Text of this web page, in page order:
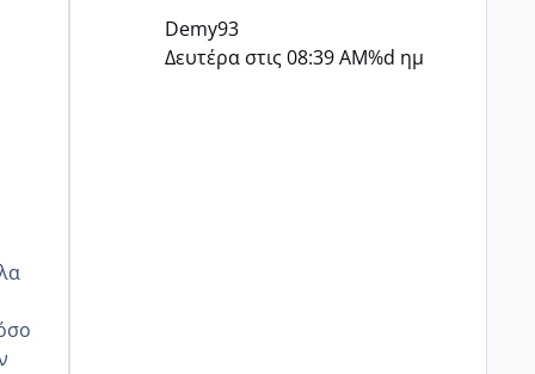
Demy93
Δευτέρα στις 08:39 AM%d ημ